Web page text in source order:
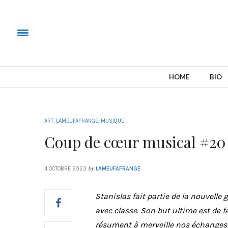
HOME BIO
ART, LAMEUFAFRANGE, MUSIQUE
Coup de cœur musical
4 OCTOBRE 2023 by LAMEUFAFRANGE
Stanislas fait partie de la nouvelle
avec classe. Son but ultime est de
résument à merveille nos échanges